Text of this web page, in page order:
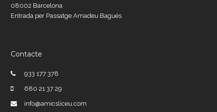
08002 Barcelona
Entrada per Passatge Amadeu Bagués
Contacte
933 177 378
680 21 37 29
info@amicsliceu.com